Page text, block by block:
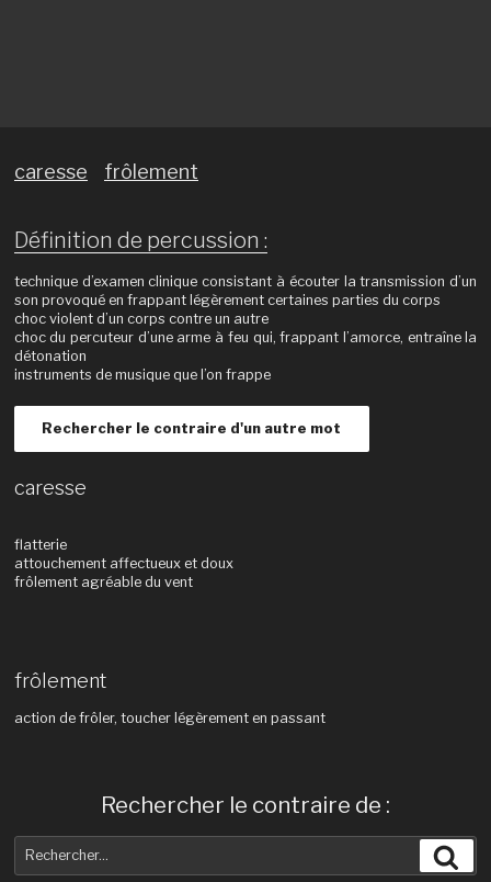
caresse frôlement
Définition de percussion :
technique d’examen clinique consistant à écouter la transmission d’un
son provoqué en frappant légèrement certaines parties du corps
choc violent d’un corps contre un autre
choc du percuteur d’une arme à feu qui, frappant l’amorce, entraîne la
détonation
instruments de musique que l’on frappe
Rechercher le contraire d'un autre mot
caresse
flatterie
attouchement affectueux et doux
frôlement agréable du vent
frôlement
action de frôler, toucher légèrement en passant
Rechercher le contraire de :
pour